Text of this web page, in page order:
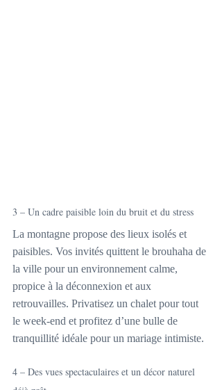
3 – Un cadre paisible loin du bruit et du stress
La montagne propose des lieux isolés et
paisibles. Vos invités quittent le brouhaha de
la ville pour un environnement calme,
propice à la déconnexion et aux
retrouvailles. Privatisez un chalet pour tout
le week-end et profitez d’une bulle de
tranquillité idéale pour un mariage intimiste.
4 – Des vues spectaculaires et un décor naturel